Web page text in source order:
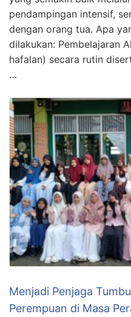
pendampingan intensif,
dengan orang tua. Apa
dilakukan: Pembelajaran
hafalan) secara rutin
…
Menjadi Penjaga
Perempuan di Masa